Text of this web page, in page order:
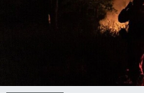
İletişim/Künye
Gözden Kaçmasın